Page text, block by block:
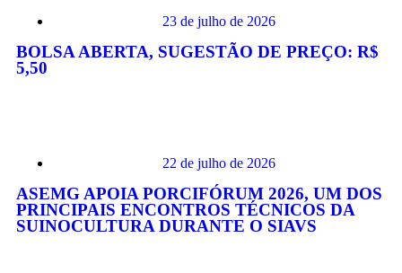
23 de julho de 2026
BOLSA ABERTA, SUGESTÃO DE PREÇO: R$
5,50
22 de julho de 2026
ASEMG APOIA PORCIFÓRUM 2026, UM DOS
PRINCIPAIS ENCONTROS TÉCNICOS DA
SUINOCULTURA DURANTE O SIAVS